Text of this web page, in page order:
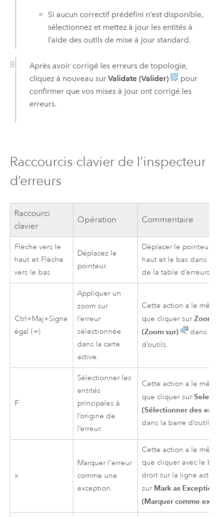
Si aucun correctif prédéfini n’est disponible,
sélectionnez et mettez à jour les entités à
l’aide des outils de mise à jour standard.
Après avoir corrigé les erreurs de topologie,
cliquez à nouveau sur Validate (Valider)
pour
confirmer que vos mises à jour ont corrigé les
erreurs.
Raccourcis clavier de l’inspecteur
d’erreurs
Raccourci
clavier
Opération Commentaire
Flèche vers le
haut et Flèche
vers le bas
Déplacez le
pointeur.
Déplacer le pointeur
haut et le bas dans
de la table d’erreurs.
Ctrl+Maj+Signe
égal (=)
Appliquer un
zoom sur
l’erreur
sélectionnée
dans la carte
active.
Cette action a le
que cliquer surZoom
(Zoom sur)
dans la
d’outils.
F
Sélectionner les
entités
principales à
l’origine de
l’erreur.
Cette action a le
que cliquer surSelect
(Sélectionner des
dans la barre d’outils.
x
Marquer l'erreur
comme une
exception.
Cette action a le
que cliquer avec le
droit sur la ligne
sur Mark as Exception
(Marquer comme